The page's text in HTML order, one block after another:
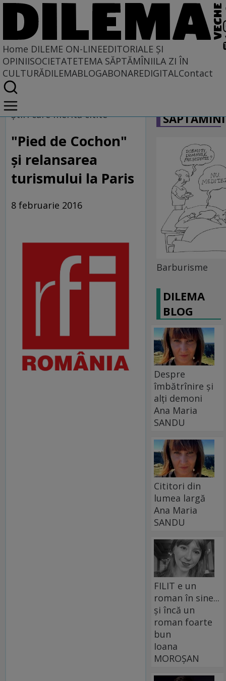
Home DILEME ON-LINEEDITORIALE ȘI
OPINIISOCIETATETEMA SĂPTĂMÎNIILA ZI ÎN
CULTURĂDILEMABLOGABONAREDIGITALContact
Home
Dileme on-line
Ştiri care merită citite
"Pied de Cochon"
și relansarea
turismului la Paris
8 februarie 2016
Barburisme
DILEMA
BLOG
Despre
îmbătrînire și
alți demoni
Ana Maria
SANDU
Cititori din
lumea largă
Ana Maria
SANDU
FILIT e un
roman în sine...
și încă un
roman foarte
bun
Ioana
MOROȘAN